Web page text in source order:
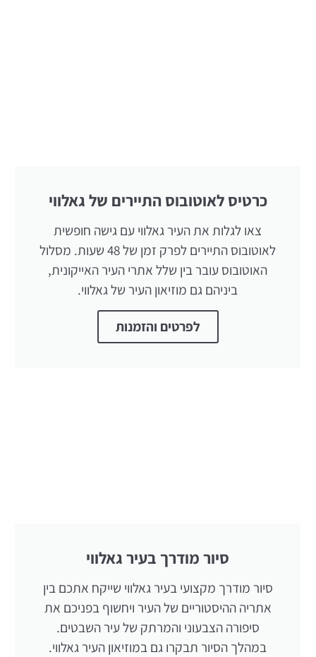
כרטיס לאוטובוס התיירים של גאלווי
צאו לגלות את העיר גאלווי עם גישה חופשית
לאוטובוס התיירים לפרק זמן של 48 שעות. מסלול
האוטובוס עובר בין שלל אתרי העיר האייקונית,
ביניהם גם מוזיאון העיר של גאלווי.
לפרטים והזמנות
סיור מודרך בעיר גאלווי
סיור מודרך מקצועי בעיר גאלווי שייקח אתכם בין
אתריה ההיסטוריים של העיר ויחשוף בפניכם את
סיפורה הצבעוני והמרתק של עיר השבטים.
במהלך הסיור תבקרו גם במוזיאון העיר גאלווי.